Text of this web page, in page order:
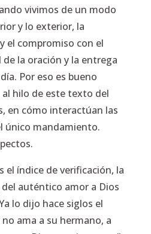
vivimos de un modo
y lo exterior, la
el compromiso con el
la oración y la entrega
Por eso es bueno
hilo de este texto del
en cómo interactúan las
único mandamiento.
el índice de verificación, la
auténtico amor a Dios
lo dijo hace siglos el
no ama a su hermano, a